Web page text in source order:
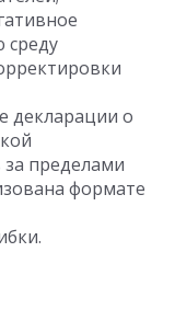
среду
декларации о
пределами
формате